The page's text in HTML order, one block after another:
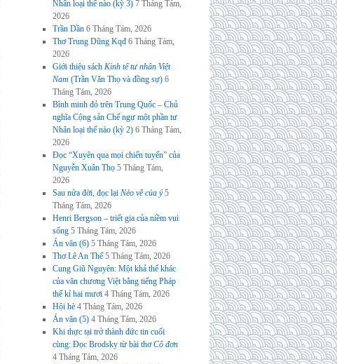
Nhân loại thế nào (kỳ 3) 7 Tháng Tám,
2026
Trần Dần 6 Tháng Tám, 2026
Thơ Trung Dũng Kqđ 6 Tháng Tám,
2026
Giới thiệu sách Kinh tế tư nhân Việt
Nam (Trần Văn Thọ và đồng sự) 6
Tháng Tám, 2026
Bình minh đỏ trên Trung Quốc – Chủ
nghĩa Cộng sản Chế ngự một phần tư
Nhân loại thế nào (kỳ 2) 6 Tháng Tám,
2026
Đọc “Xuyên qua mọi chiến tuyến” của
Nguyễn Xuân Thọ 5 Tháng Tám,
2026
Sau nửa đời, đọc lại Nẻo về của ý 5
Tháng Tám, 2026
Henri Bergson – triết gia của niềm vui
sống 5 Tháng Tám, 2026
Án văn (6) 5 Tháng Tám, 2026
Thơ Lê An Thế 5 Tháng Tám, 2026
Cung Giũ Nguyên: Một khả thể khác
của văn chương Việt bằng tiếng Pháp
thế kỉ hai mươi 4 Tháng Tám, 2026
Hội hè 4 Tháng Tám, 2026
Án văn (5) 4 Tháng Tám, 2026
Khi thực tại trở thành đức tin cuối
cùng: Đọc Brodsky từ bài thơCô đơn
4 Tháng Tám, 2026